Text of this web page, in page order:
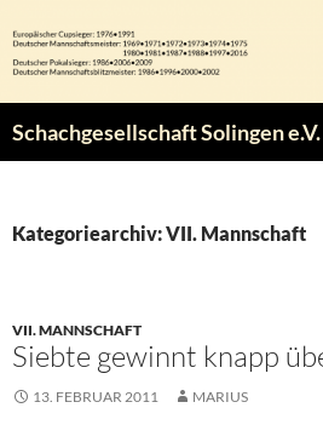
Inhalt
springen
Schachgesellschaft Solingen e.V.
Kategoriearchiv: VII. Mannschaft
VII. MANNSCHAFT
Siebte gewinnt knapp
13. FEBRUAR 2011 MARIUS